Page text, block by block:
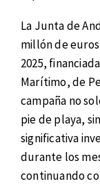
La Junta de
millón de euros
2025,
Marítimo, de
campaña no
pie de playa,
significativa
durante los
continuando